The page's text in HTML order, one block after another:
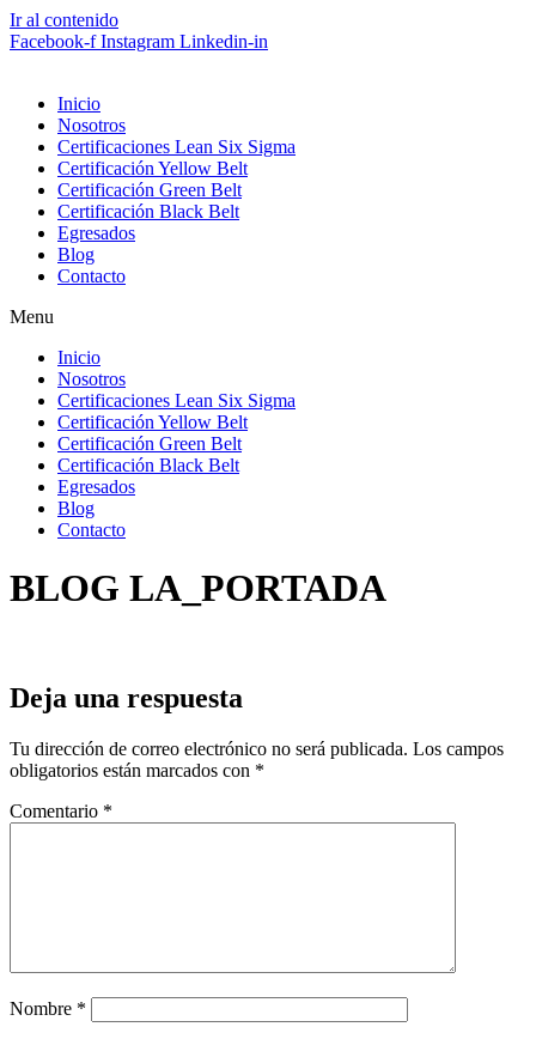
Ir al contenido
Facebook-f Instagram Linkedin-in
Inicio
Nosotros
Certificaciones Lean Six Sigma
Certificación Yellow Belt
Certificación Green Belt
Certificación Black Belt
Egresados
Blog
Contacto
Menu
Inicio
Nosotros
Certificaciones Lean Six Sigma
Certificación Yellow Belt
Certificación Green Belt
Certificación Black Belt
Egresados
Blog
Contacto
BLOG LA_PORTADA
Deja una respuesta
Tu dirección de correo electrónico no será publicada. Los campos
obligatorios están marcados con *
Comentario *
Nombre *